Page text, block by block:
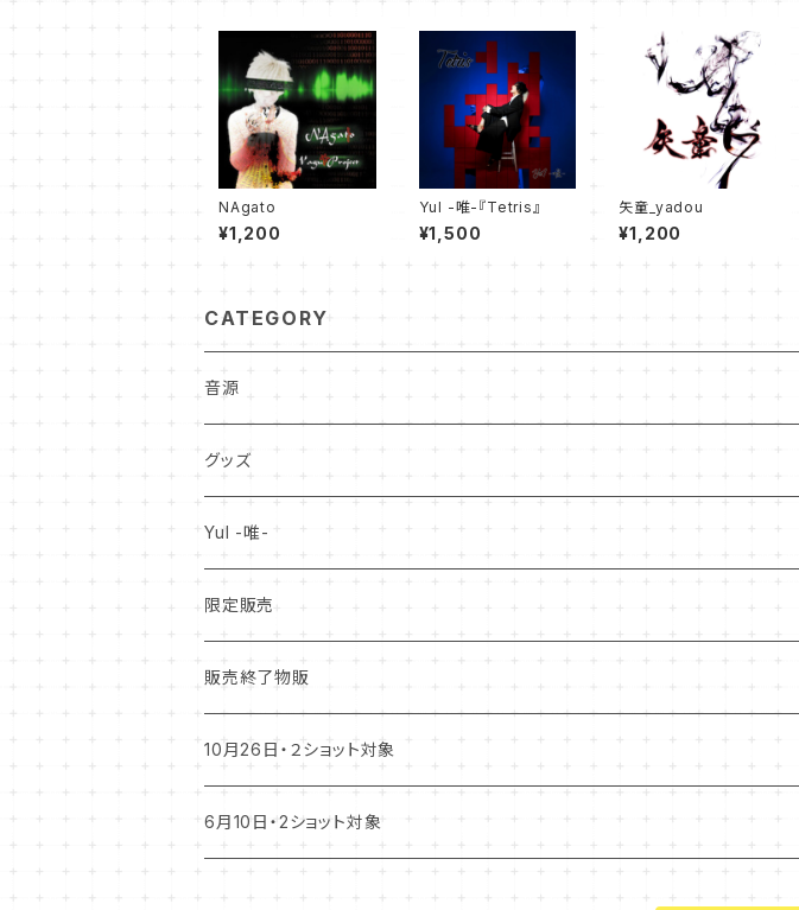
NAgato
¥1,200
YuI -唯-『Tetris』
¥1,500
矢童_yadou
¥1,200
CATEGORY
音源
グッズ
YuI -唯-
限定販売
販売終了物販
10月26日・２ショット対象
6月10日・2ショット対象